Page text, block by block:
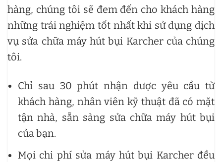
hàng, chúng tôi sẽ đem đến cho khách hàng
những trải nghiệm tốt nhất khi sử dụng dịch
vụ sửa chữa máy hút bụi Karcher của chúng
tôi.
Chỉ sau 30 phút nhận được yêu cầu từ
khách hàng, nhân viên kỹ thuật đã có mặt
tận nhà, sẵn sàng sửa chữa máy hút bụi
của bạn.
Mọi chi phí sửa máy hút bụi Karcher đều